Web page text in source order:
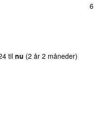
6
til nu (2 år 2 måneder)